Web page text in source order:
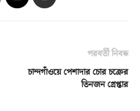
পরবর্তী নিবন্ধ
চান্দগাঁওয়ে পেশাদার চোর চক্রের
তিনজন গ্রেপ্তার